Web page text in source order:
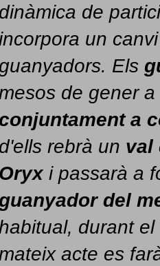
dinàmica de
un
guanyadors. Els
conjuntament a
d'ells rebrà un val
Oryx i passarà a
guanyador del
durant el
acte es